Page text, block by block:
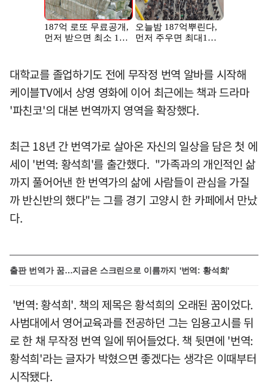
대학교를 졸업하기도 전에 무작정 번역 알바를 시작해
케이블TV에서 상영 영화에 이어 최근에는 책과 드라마
'파친코'의 대본 번역까지 영역을 확장했다.
최근 18년 간 번역가로 살아온 자신의 일상을 담은 첫 에
세이 '번역: 황석희'를 출간했다. "가족과의 개인적인 삶
까지 풀어어낸 한 번역가의 삶에 사람들이 관심을 가질
까 반신반의 했다"는 그를 경기 고양시 한 카페에서 만났
다.
출판 번역가 꿈…지금은 스크린으로 이름까지 '번역: 황석희'
'번역: 황석희'. 책의 제목은 황석희의 오래된 꿈이었다.
사범대에서 영어교육과를 전공하던 그는 임용고시를 뒤
로 한 채 무작정 번역 일에 뛰어들었다. 책 뒷면에 '번역:
황석희'라는 글자가 박혔으면 좋겠다는 생각은 이때부터
시작됐다.